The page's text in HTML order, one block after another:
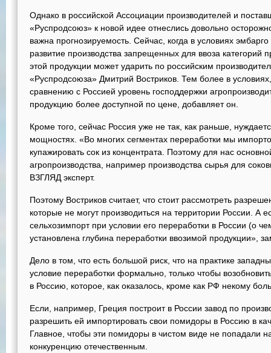
Однако в российской Ассоциации производителей и
«Руспродсоюз» к новой идее отнеслись довольно
важна прогнозируемость. Сейчас, когда в условиях
развитие производства запрещенных для ввоза категорий
этой продукции может ударить по российским
«Руспродсоюза» Дмитрий Востриков. Тем более в
сравнению с Россией уровень господдержки
продукцию более доступной по цене, добавляет он.
Кроме того, сейчас Россия уже не так, как раньше,
мощностях. «Во многих сегментах переработки мы
купажировать сок из концентрата. Поэтому для нас
агропроизводства, например производства сырья для
ВЗГЛЯД эксперт.
Поэтому Востриков считает, что стоит рассмотреть
которые не могут производиться на территории России. А
сельхозимпорт при условии его переработки в России (о
установлена глубина переработки ввозимой продукции»,
Дело в том, что есть большой риск, что на практике
условие переработки формально, только чтобы
в Россию, которое, как оказалось, кроме как РФ некому
Если, например, Греция построит в России завод по
разрешить ей импортировать свои помидоры в Россию в
Главное, чтобы эти помидоры в чистом виде не попадали
конкуренцию отечественным.